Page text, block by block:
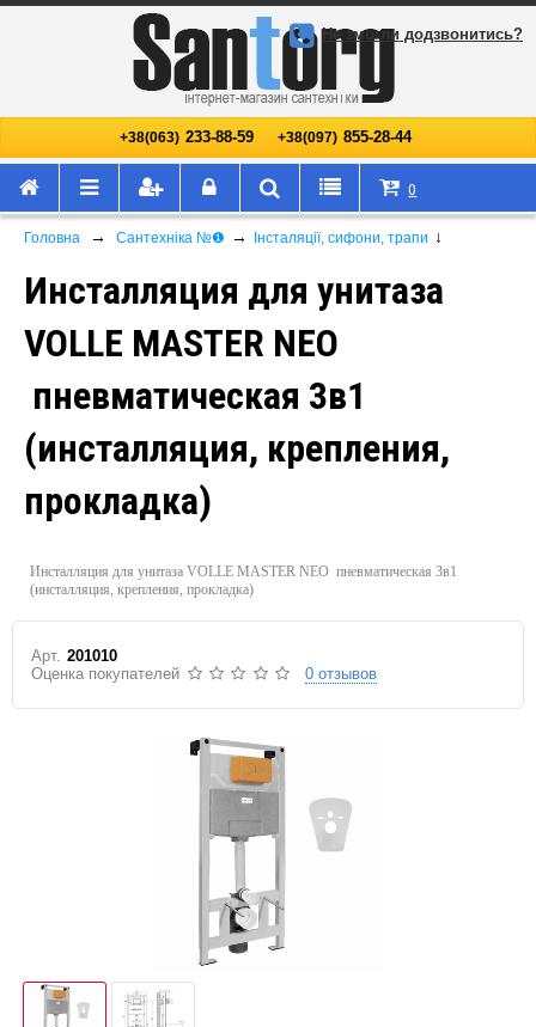
+38(063) 233-88-59 +38(097) 855-28-44
Не змогли додзвонитись?
0
Головна → Сантехніка №❶ → Інсталяції, сифони, трапи ↓
Инсталляция для унитаза
VOLLE MASTER NEO
пневматическая 3в1
(инсталляция, крепления,
прокладка)
Инсталляция для унитаза VOLLE MASTER NEO пневматическая 3в1
(инсталляция, крепления, прокладка)
Арт. 201010
Оценка покупателей
0 отзывов